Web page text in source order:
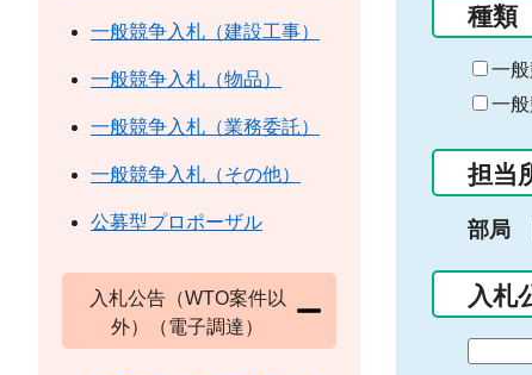
種類
一般
一般
担当
部局
入札
一般競争入札（建設工事）
一般競争入札（物品）
一般競争入札（業務委託）
一般競争入札（その他）
公募型プロポーザル
入札公告（WTO案件以
外）（電子調達）